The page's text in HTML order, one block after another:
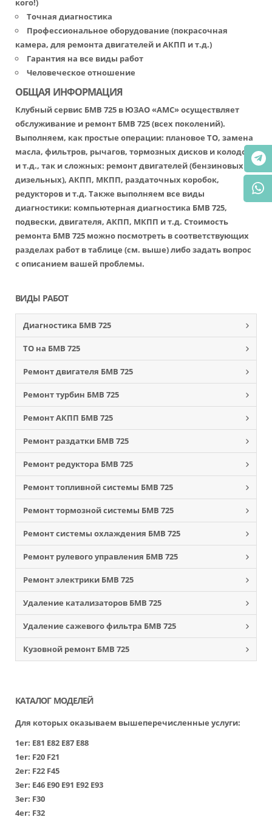
кого!)
Точная диагностика
Профессиональное оборудование (покрасочная
камера, для ремонта двигателей и АКПП и т.д.)
Гарантия на все виды работ
Человеческое отношение
ОБЩАЯ ИНФОРМАЦИЯ
Клубный сервис БМВ 725 в ЮЗАО «АМС» осуществляет
обслуживание и ремонт БМВ 725 (всех поколений).
Выполняем, как простые операции: плановое ТО, замена
масла, фильтров, рычагов, тормозных дисков и колодок
и т.д., так и сложных: ремонт двигателей (бензиновых и
дизельных), АКПП, МКПП, раздаточных коробок,
редукторов и т.д. Также выполняем все виды
диагностики: компьютерная диагностика БМВ 725,
подвески, двигателя, АКПП, МКПП и т.д. Стоимость
ремонта БМВ 725 можно посмотреть в соответствующих
разделах работ в таблице (см. выше) либо задать вопрос
с описанием вашей проблемы.
ВИДЫ РАБОТ
Диагностика БМВ 725
ТО на БМВ 725
Ремонт двигателя БМВ 725
Ремонт турбин БМВ 725
Ремонт АКПП БМВ 725
Ремонт раздатки БМВ 725
Ремонт редуктора БМВ 725
Ремонт топливной системы БМВ 725
Ремонт тормозной системы БМВ 725
Ремонт системы охлаждения БМВ 725
Ремонт рулевого управления БМВ 725
Ремонт электрики БМВ 725
Удаление катализаторов БМВ 725
Удаление сажевого фильтра БМВ 725
Кузовной ремонт БМВ 725
КАТАЛОГ МОДЕЛЕЙ
Для которых оказываем вышеперечисленные услуги:
1er: Е81 Е82 Е87 Е88
1er: F20 F21
2er: F22 F45
3er: Е46 Е90 Е91 Е92 Е93
3er: F30
4er: F32